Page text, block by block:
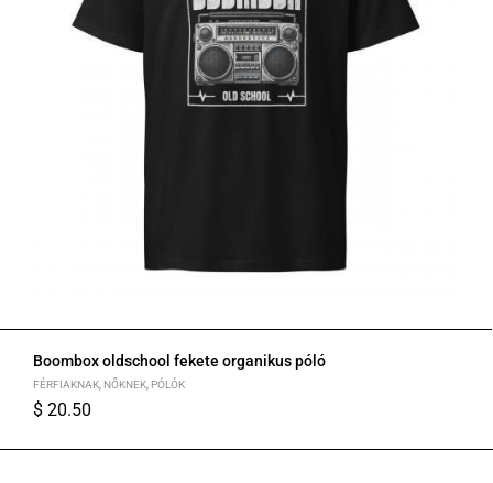
Boombox oldschool fekete organikus póló
FÉRFIAKNAK NŐKNEK PÓLÓK
$ 20.50